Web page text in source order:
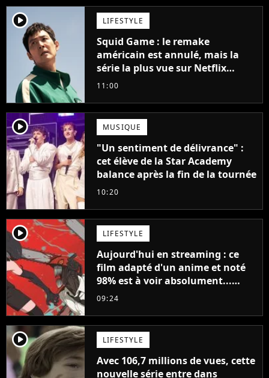
player2 LIFESTYLE
Squid Game : le remake
américain est annulé, mais la
série la plus vue sur Netflix
pourrait avoir une version
11:00
player2 MUSIQUE
"Un sentiment de délivrance" :
cet élève de la Star Academy
balance après la fin de la tournée
10:20
player2 LIFESTYLE
Aujourd'hui en streaming : ce
film adapté d'un anime et noté
98% est à voir absolument...
sinon vous ne comprendrez plus
09:24
player2 LIFESTYLE
Avec 106,7 millions de vues, cette
nouvelle série entre dans